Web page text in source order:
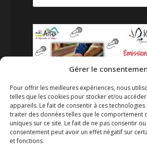
Gérer le
Pour offrir les meilleures expériences, nous
telles que les cookies pour stocker et/ou
appareils. Le fait de consentir à ces
traiter des données telles que le comportement
uniques sur ce site. Le fait de ne pas consentir
consentement peut avoir un effet négatif sur
et fonctions.
Le SAAJ rencontre
Brachet – Atelier le loup
Avr 18, 2022